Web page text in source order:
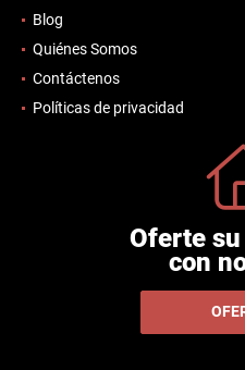
Blog
Quiénes Somos
Contáctenos
Políticas de privacidad
Oferte
con